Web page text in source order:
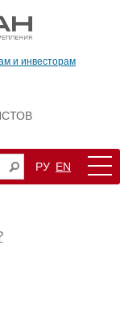
и инвесторам
РУ EN